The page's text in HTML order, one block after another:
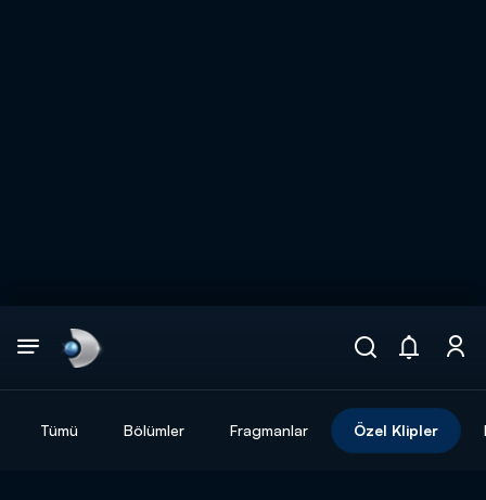
Tümü Bölümler Fragmanlar Özel Klipler